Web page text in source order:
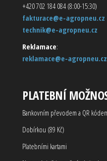
+420 702 184 084 (8:00-15:30)
fakturace@e-agropneu.cz
technik@e-agropneu.cz
Reklamace:
reklamace@e-agropneu.cz
PLATEBNÍ
Bankovním převodem a QR
Dobírkou (89 Kč)
Platebními kartami